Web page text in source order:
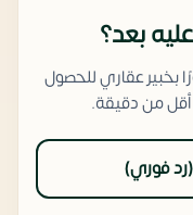
بعد؟
بخبير عقاري للحصول
من دقيقة.
(رد فوري)